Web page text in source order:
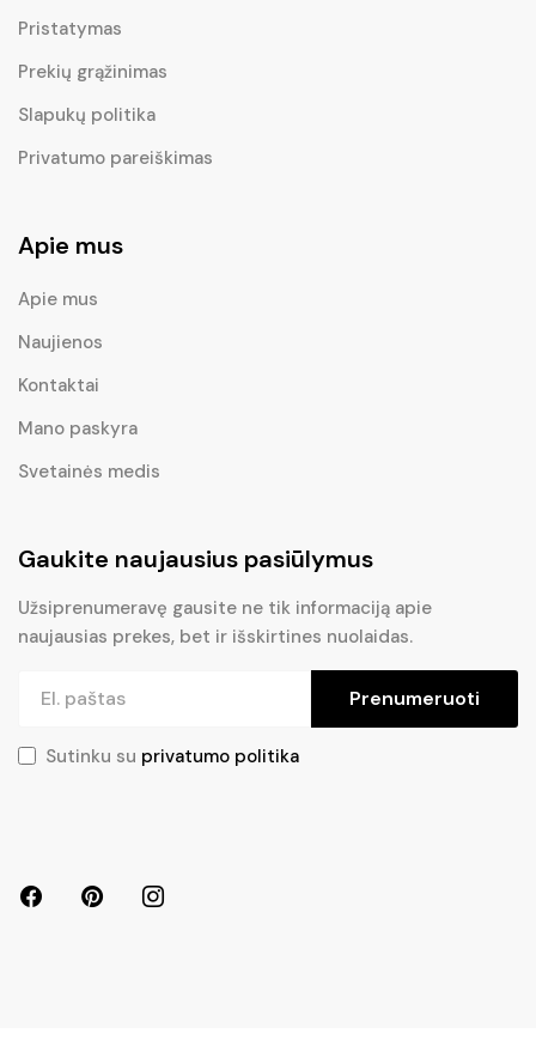
Pristatymas
Prekių grąžinimas
Slapukų politika
Privatumo pareiškimas
Apie mus
Apie mus
Naujienos
Kontaktai
Mano paskyra
Svetainės medis
Gaukite naujausius pasiūlymus
Užsiprenumeravę gausite ne tik informaciją apie
naujausias prekes, bet ir išskirtines nuolaidas.
Prenumeruoti
Sutinku su privatumo politika